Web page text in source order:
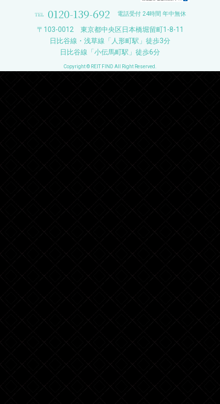
0120-139-692 電話受付 24時間 年中無休
〒103-0012 東京都中央区日本橋堀留町1-8-11
日比谷線・浅草線「人形町駅」徒歩3分
日比谷線「小伝馬町駅」徒歩6分
Copyright © REIT FIND All Right Reserved.